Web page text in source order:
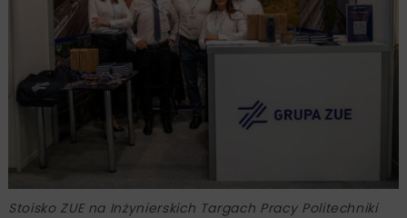
Stoisko ZUE na Inżynierskich Targach Pracy Politechniki